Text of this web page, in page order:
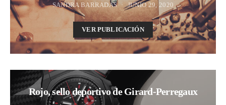
SANDRA BARRADAS JUNIO 29, 2020
VER PUBLICACIÓN
Rojo, sello deportivo de Girard-Perregaux